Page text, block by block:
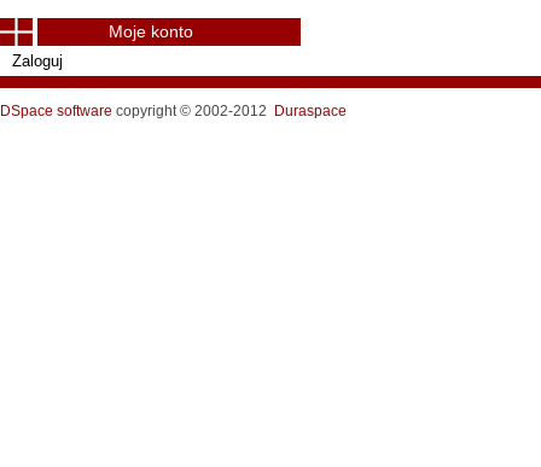
Moje konto
Zaloguj
DSpace software copyright © 2002-2012 Duraspace